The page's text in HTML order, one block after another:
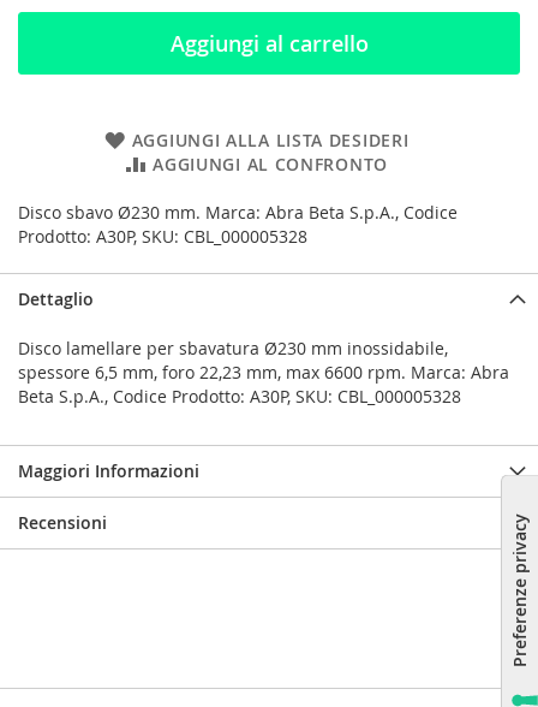
Aggiungi al carrello
AGGIUNGI ALLA LISTA DESIDERI
AGGIUNGI AL CONFRONTO
Disco sbavo Ø230 mm. Marca: Abra Beta S.p.A., Codice
Prodotto: A30P, SKU: CBL_000005328
Dettaglio
Disco lamellare per sbavatura Ø230 mm inossidabile,
spessore 6,5 mm, foro 22,23 mm, max 6600 rpm. Marca: Abra
Beta S.p.A., Codice Prodotto: A30P, SKU: CBL_000005328
Maggiori Informazioni
Recensioni